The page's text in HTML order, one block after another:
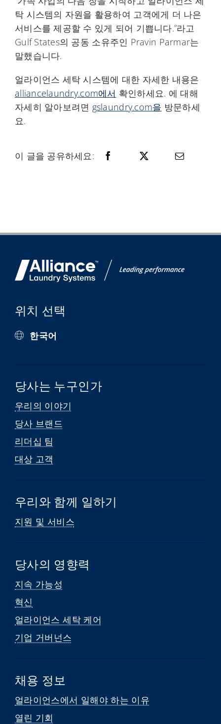
탁 시스템의 자원을 활용하여 고객에게 더 나은
서비스를 제공할 수 있게 되어 기쁩니다.”라고
Gulf States의 공동 소유주인 Pravin Parmar는
말했습니다.
얼라이언스 세탁 시스템에 대한 자세한 내용은
alliancelaundry.com에서 확인하세요. 에 대해
자세히 알아보려면 gslaundry.com을 방문하세
요.
이 글을 공유하세요:
위치 선택
한국어
당사는 누구인가
우리의 이야기
당사 브랜드
리더십 팀
대상 고객
우리와 함께 일하기
지원 및 서비스
당사의 영향력
지속 가능성
혁신
얼라이언스 세탁 케어
기업 거버넌스
채용 정보
얼라이언스에서 일해야 하는 이유
열린 기회